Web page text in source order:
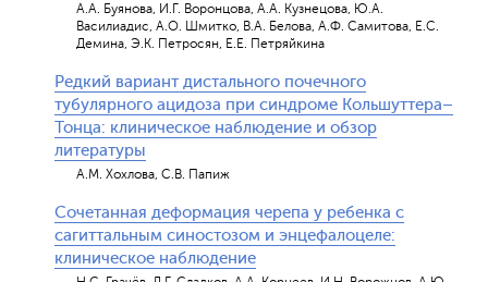
А.А. Буянова, И.Г. Воронцова, А.А. Кузнецова, Ю.А.
Василиадис, А.О. Шмитко, В.А. Белова, А.Ф. Самитова, Е.С.
Демина, Э.К. Петросян, Е.Е. Петряйкина
Редкий вариант дистального почечного
тубулярного ацидоза при синдроме Кольшуттера–
Тонца: клиническое наблюдение и обзор
литературы
А.М. Хохлова, С.В. Папиж
Сочетанная деформация черепа у ребенка с
сагиттальным синостозом и энцефалоцеле:
клиническое наблюдение